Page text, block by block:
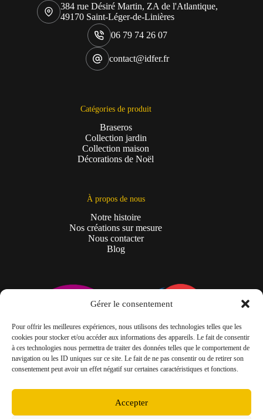
Gérer le consentement
Pour offrir les meilleures expériences, nous utilisons des technologies telles que les
cookies pour stocker et/ou accéder aux informations des appareils. Le fait de consentir
à ces technologies nous permettra de traiter des données telles que le comportement de
navigation ou les ID uniques sur ce site. Le fait de ne pas consentir ou de retirer son
consentement peut avoir un effet négatif sur certaines caractéristiques et fonctions.
Accepter
384 rue Désiré Martin, ZA de l'Atlantique,
49170 Saint-Léger-de-Linières
06 79 74 26 07
contact@idfer.fr
Catégories de produit
Braseros
Collection jardin
Collection maison
Décorations de Noël
À propos de nous
Notre histoire
Nos créations sur mesure
Nous contacter
Blog
Mentions légales Conditions générales de vente